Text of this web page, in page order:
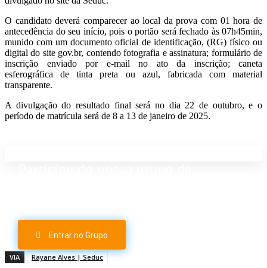
O candidato deverá comparecer ao local da prova com 01 hora de
antecedência do seu início, pois o portão será fechado às 07h45min,
munido com um documento oficial de identificação, (RG) físico ou
digital do site gov.br, contendo fotografia e assinatura; formulário de
inscrição enviado por e-mail no ato da inscrição; caneta
esferográfica de tinta preta ou azul, fabricada com material
transparente.
A divulgação do resultado final será no dia 22 de outubro, e o
período de matrícula será de 8 a 13 de janeiro de 2025.
Entrar no Grupo
VIA Rayane Alves | Seduc